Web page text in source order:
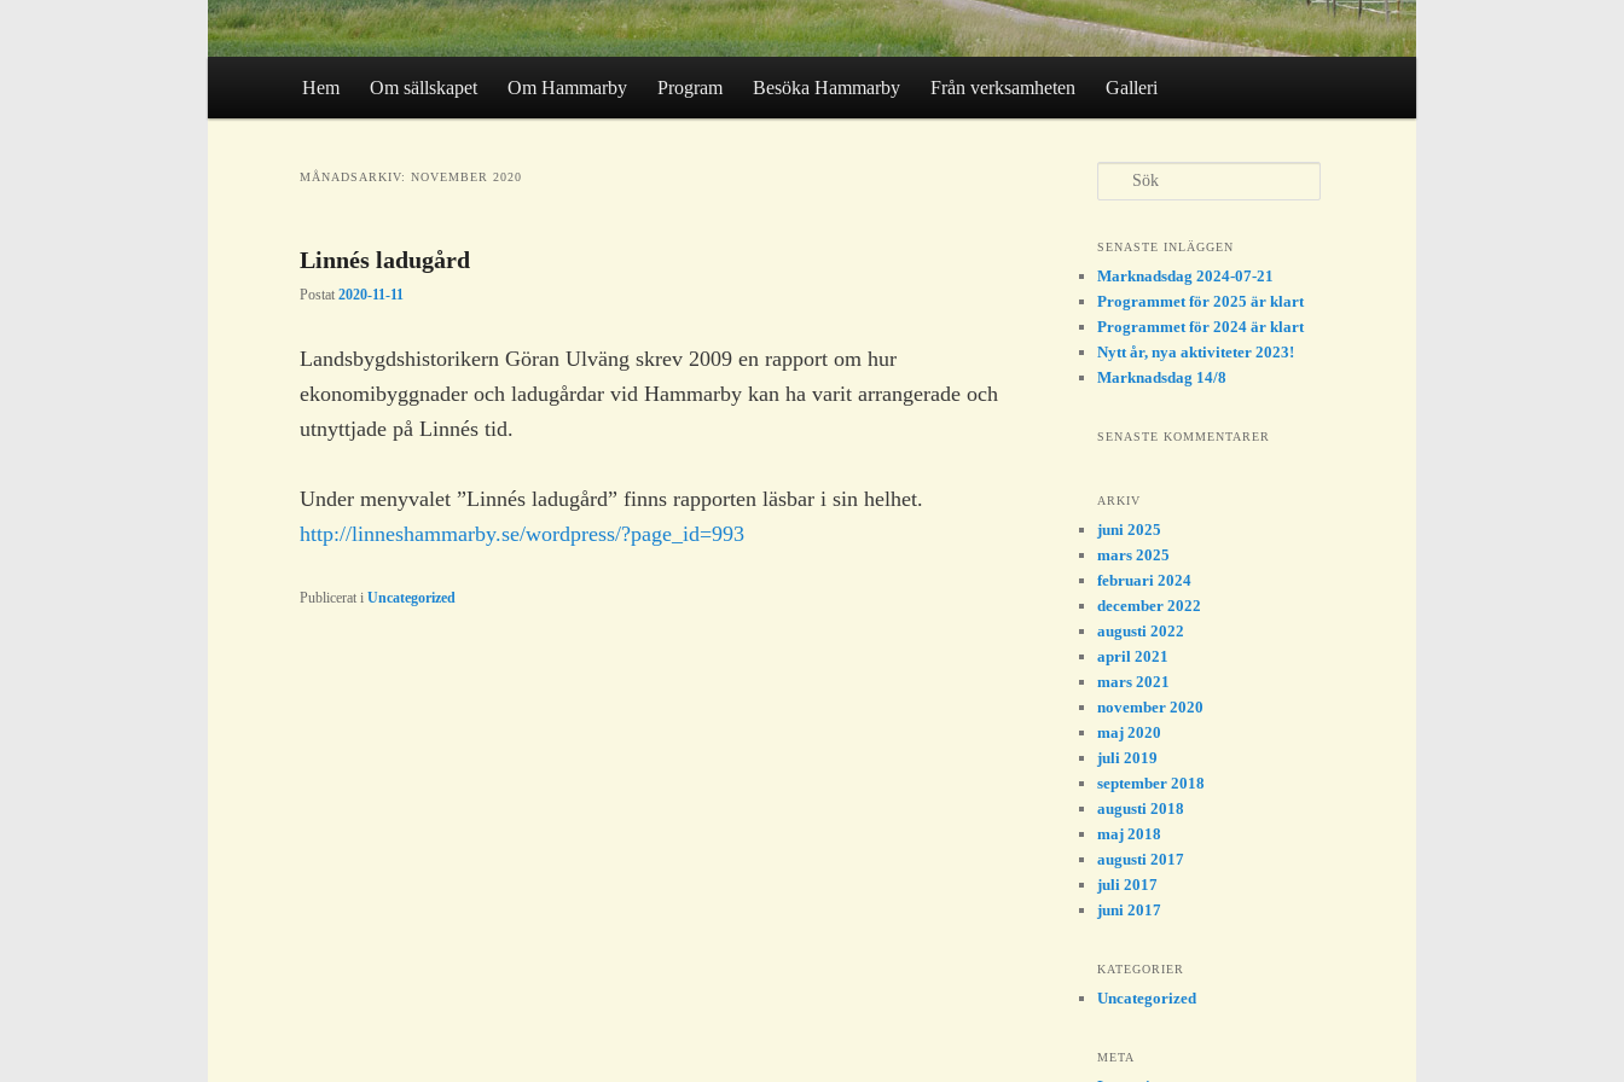
Hoppa
till
huvudinnehåll
Hoppa
till
sekundärt
innehåll
Hem Om sällskapet Om Hammarby Program Besöka Hammarby Från verksamheten Galleri
MÅNADSARKIV: NOVEMBER 2020
Linnés ladugård
Postat 2020-11-11
Landsbygdshistorikern Göran Ulväng skrev 2009 en rapport om hur
ekonomibyggnader och ladugårdar vid Hammarby kan ha varit arrangerade och
utnyttjade på Linnés tid.
Under menyvalet ”Linnés ladugård” finns rapporten läsbar i sin helhet.
http://linneshammarby.se/wordpress/?page_id=993
Publicerat i Uncategorized
SENASTE INLÄGGEN
Marknadsdag 2024-07-21
Programmet för 2025 är klart
Programmet för 2024 är klart
Nytt år, nya aktiviteter 2023!
Marknadsdag 14/8
SENASTE KOMMENTARER
ARKIV
juni 2025
mars 2025
februari 2024
december 2022
augusti 2022
april 2021
mars 2021
november 2020
maj 2020
juli 2019
september 2018
augusti 2018
maj 2018
augusti 2017
juli 2017
juni 2017
KATEGORIER
Uncategorized
META